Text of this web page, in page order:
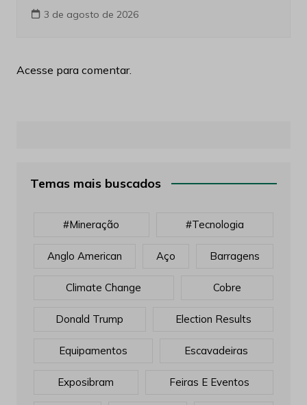
3 de agosto de 2026
Acesse para comentar.
Temas mais buscados
#mineração #tecnologia
Anglo American Aço Barragens
Climate Change Cobre
Donald Trump Election Results
Equipamentos Escavadeiras
Exposibram Feiras E Eventos